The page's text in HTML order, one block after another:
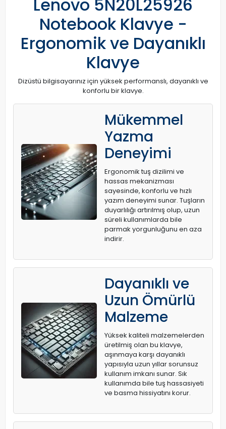
Lenovo 5N20L25926
Notebook Klavye -
Ergonomik ve Dayanıklı
Klavye
Dizüstü bilgisayarınız için yüksek performanslı, dayanıklı ve
konforlu bir klavye.
Mükemmel
Yazma
Deneyimi
Ergonomik tuş dizilimi ve
hassas mekanizması
sayesinde, konforlu ve hızlı
yazım deneyimi sunar. Tuşların
duyarlılığı artırılmış olup, uzun
süreli kullanımlarda bile
parmak yorgunluğunu en aza
indirir.
Dayanıklı ve
Uzun Ömürlü
Malzeme
Yüksek kaliteli malzemelerden
üretilmiş olan bu klavye,
aşınmaya karşı dayanıklı
yapısıyla uzun yıllar sorunsuz
kullanım imkanı sunar. Sık
kullanımda bile tuş hassasiyeti
ve basma hissiyatını korur.